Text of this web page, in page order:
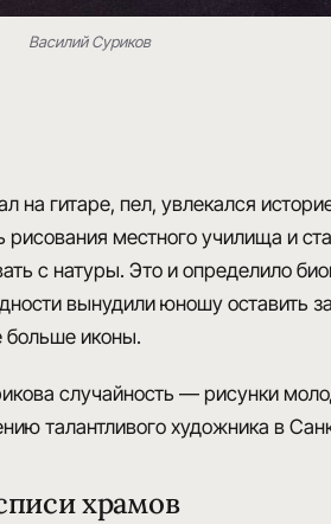
Василий Суриков
на гитаре, пел, увлекался
рисования местного училища и
с натуры. Это и определило
вынудили юношу оставить
иконы.
случайность — рисунки
талантливого художника в
храмов